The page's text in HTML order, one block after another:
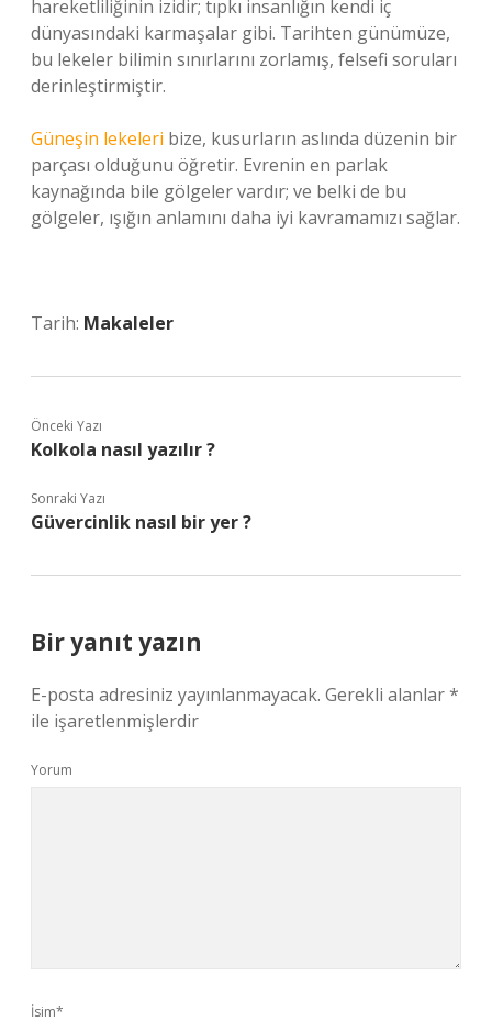
hareketliliğinin izidir; tıpkı insanlığın kendi iç
dünyasındaki karmaşalar gibi. Tarihten günümüze,
bu lekeler bilimin sınırlarını zorlamış, felsefi soruları
derinleştirmiştir.
Güneşin lekeleri bize, kusurların aslında düzenin bir
parçası olduğunu öğretir. Evrenin en parlak
kaynağında bile gölgeler vardır; ve belki de bu
gölgeler, ışığın anlamını daha iyi kavramamızı sağlar.
Tarih: Makaleler
Önceki Yazı
Kolkola nasıl yazılır ?
Sonraki Yazı
Güvercinlik nasıl bir yer ?
Bir yanıt yazın
E-posta adresiniz yayınlanmayacak. Gerekli alanlar*
ile işaretlenmişlerdir
Yorum
İsim*